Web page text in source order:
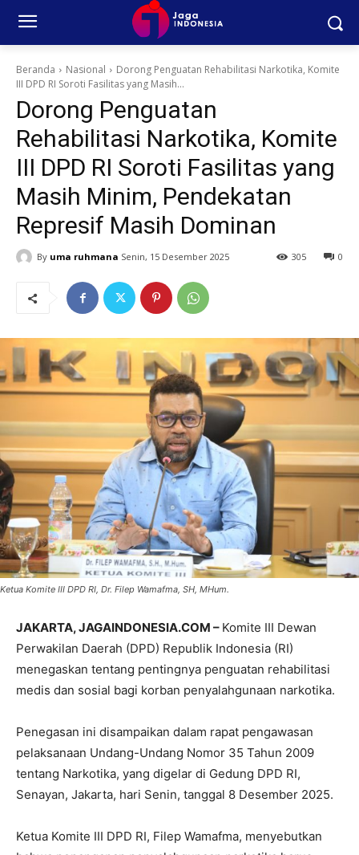
Beranda Nasional
Dorong Penguatan Rehabilitasi Narkotika, Komite
III DPD RI Soroti Fasilitas yang Masih...
Dorong Penguatan
Rehabilitasi Narkotika, Komite
III DPD RI Soroti Fasilitas yang
Masih Minim, Pendekatan
Represif Masih Dominan
By uma ruhmana Senin, 15 Desember 2025 0
305
Ketua Komite III DPD RI, Dr. Filep Wamafma, SH, MHum.
JAKARTA, JAGAINDONESIA.COM – Komite III Dewan
Perwakilan Daerah (DPD) Republik Indonesia (RI)
menegaskan tentang pentingnya penguatan rehabilitasi
medis dan sosial bagi korban penyalahgunaan narkotika.
Penegasan ini disampaikan dalam rapat pengawasan
pelaksanaan Undang-Undang Nomor 35 Tahun 2009
tentang Narkotika, yang digelar di Gedung DPD RI,
Senayan, Jakarta, hari Senin, tanggal 8 Desember 2025.
Ketua Komite III DPD RI, Filep Wamafma, menyebutkan